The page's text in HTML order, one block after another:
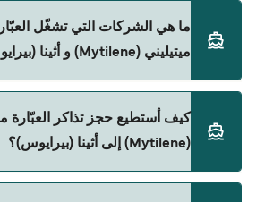
ما هي الشركات التي تشغّل
ميتيليني (Mytilene) و أثينا (بيرايوس)؟
ميتيليني (Mytilene) إلى أثينا (بيرايوس).
كيف أستطيع حجز تذاكر العبّارة
(Mytilene) إلى أثينا (بيرايوس)؟